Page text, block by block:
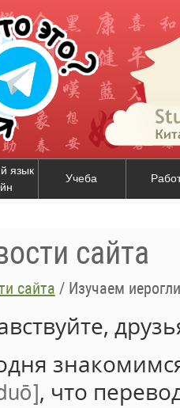
язык
Учеба
сайта
сайта / Изучаем
, что